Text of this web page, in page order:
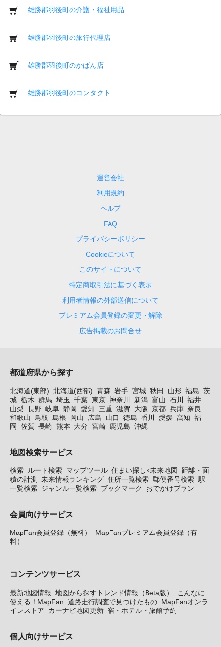
雄勝郡羽後町の介護・福祉用品
雄勝郡羽後町の旅行代理店
雄勝郡羽後町のかばん店
雄勝郡羽後町のコンタクト
運営会社
利用規約
ヘルプ
FAQ
プライバシーポリシー
Cookieについて
このサイトについて
特定商取引法に基づく表示
利用者情報の外部送信について
プレミアム会員登録の変更・解除
広告掲載のお問合せ
都道府県から探す
北海道(東部) 北海道(西部) 青森 岩手 宮城 秋田 山形 福島 茨
城 栃木 群馬 埼玉 千葉 東京 神奈川 新潟 富山 石川
福井
山梨 長野 岐阜 静岡 愛知 三重 滋賀 大阪 京都 兵庫 奈良
和歌山
鳥取 島根 岡山 広島 山口 徳島 香川 愛媛 高知 福
岡 佐賀 長崎 熊本 大分 宮崎 鹿児島 沖縄
地図検索サービス
検索 ルート検索 マップツール 住まい探し×未来地図
距離・面
積の計測
未来情報ランキング 住所一覧検索 郵便番号検索 駅
一覧検索 ジャンル一覧検索 ブックマーク おでかけプラン
会員向けサービス
MapFan会員登録（無料）
MapFanプレミアム会員登録（有
料）
コンテンツサービス
最新地図情報 地図から探すトレンド情報（Beta版）
こんなに
使える！MapFan 道路走行調査で見つけたもの MapFanオンラ
インストア
カーナビ地図更新 宿・ホテル・旅館予約
個人向けサービス